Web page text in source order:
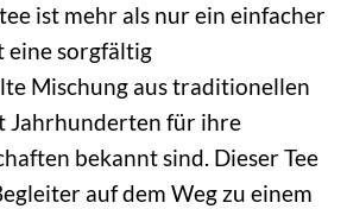
ist mehr als nur ein einfacher
eine sorgfältig
Mischung aus traditionellen
Jahrhunderten für ihre
bekannt sind. Dieser Tee
auf dem Weg zu einem